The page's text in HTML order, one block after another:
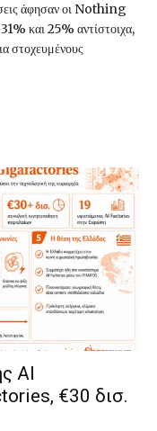
άφησαν οι Nothing
και 25% αντίστοιχα,
στοχευμένους
AI
€30 δισ.